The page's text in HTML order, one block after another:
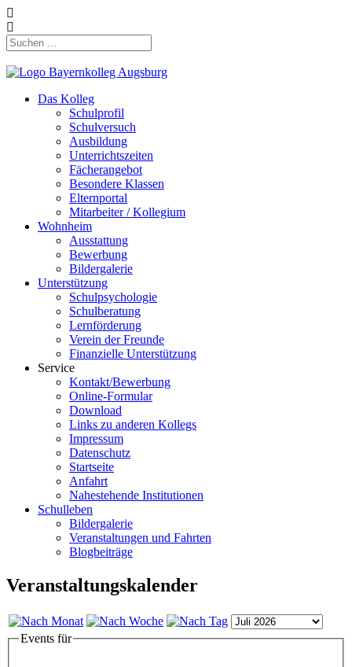
Das Kolleg
Schulprofil
Schulversuch
Ausbildung
Unterrichtszeiten
Fächerangebot
Besondere Klassen
Elternportal
Mitarbeiter / Kollegium
Wohnheim
Ausstattung
Bewerbung
Bildergalerie
Unterstützung
Schulpsychologie
Schulberatung
Lernförderung
Verein der Freunde
Finanzielle Unterstützung
Service
Kontakt/Bewerbung
Online-Formular
Download
Links zu anderen Kollegs
Impressum
Datenschutz
Startseite
Anfahrt
Nahestehende Institutionen
Schulleben
Bildergalerie
Veranstaltungen und Fahrten
Blogbeiträge
Veranstaltungskalender
Events für